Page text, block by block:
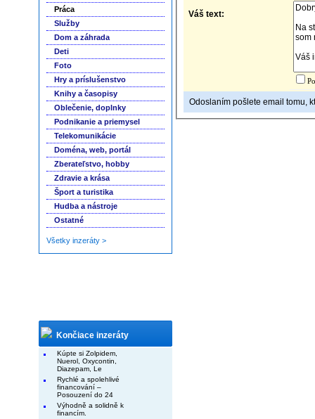
Práca
Služby
Dom a záhrada
Deti
Foto
Hry a príslušenstvo
Knihy a časopisy
Oblečenie, doplnky
Podnikanie a priemysel
Telekomunikácie
Doména, web, portál
Zberateľstvo, hobby
Zdravie a krása
Šport a turistika
Hudba a nástroje
Ostatné
Všetky inzeráty >
Končiace inzeráty
Kúpte si Zolpidem,
Nuerol, Oxycontin,
Diazepam, Le
Rychlé a spolehlivé
financování –
Posouzení do 24
Výhodně a solidně k
financím.
Váš text:
Odoslaním pošlete email tomu,